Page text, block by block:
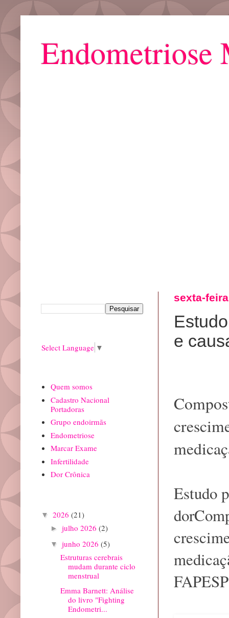
Endometriose
sexta-
e
Estudo
FAPESP
Select Language ▼
Quem somos
Cadastro Nacional
Portadoras
Grupo endoirmãs
Endometriose
Marcar Exame
Infertilidade
Dor Crônica
▼ 2026 (21)
► julho 2026 (2)
▼ junho 2026 (5)
Estruturas cerebrais
mudam durante ciclo
menstrual
Emma Barnett: Análise
do livro "Fighting
Endometri...